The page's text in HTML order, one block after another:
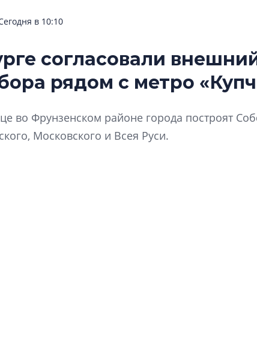
центре
с неясным
в 10:10
согласовали
рядом с метро
во Фрунзенском районе города построят
Московского и Всея Руси.